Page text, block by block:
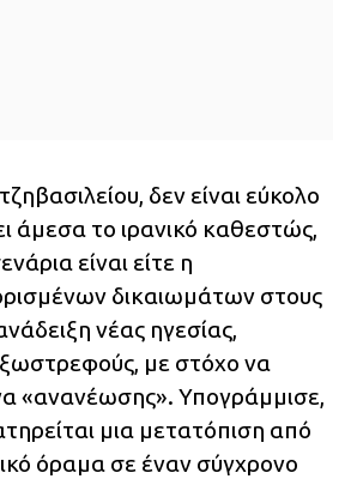
δεν είναι εύκολο
άμεσα το ιρανικό καθεστώς,
είναι είτε η
δικαιωμάτων στους
νέας ηγεσίας,
με στόχο να
«ανανέωσης». Υπογράμμισε,
μια μετατόπιση από
όραμα σε έναν σύγχρονο